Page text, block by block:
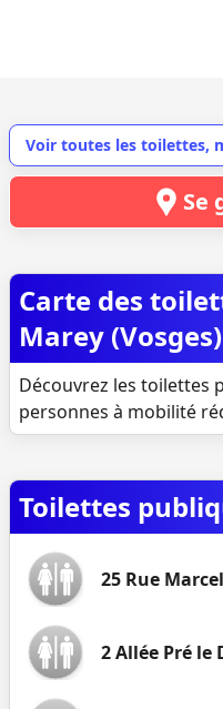
Voir toutes les toilettes,
Se
Carte des
Marey (Vosges)
Découvrez les toilettes
personnes à mobilité
Toilettes
25 Rue
2 Allée Pré le